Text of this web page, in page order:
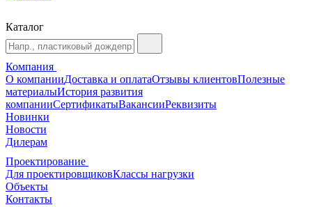
Каталог
Компания
О компанииДоставка и оплатаОтзывы клиентовПолезные
материалыИстория развития
компанииСертификатыВакансииРеквизиты
Новинки
Новости
Дилерам
Проектирование
Для проектировщиковКлассы нагрузки
Объекты
Контакты